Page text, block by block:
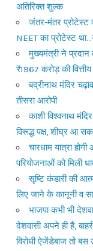
अतिरिक्त शुल्क
जंतर-मंतर प्रोटेस्ट
NEET का प्रोटेस्ट
मुख्यमंत्री ने प्रदान
₹1967 करोड़ की
बद्रीनाथ मंदिर
तीसरा आरोपी
काशी विश्वनाथ
विरूद्ध पक्ष, शीघ्र आ
चारधाम यात्रा
परियोजनाओं को मिली
सृष्टि कंडारी की
लिए जाने के कानूनी व
भाजपा कभी भी
देशवासी अपने ही हैं,
विरोधी ऐजेंडेबाज तो